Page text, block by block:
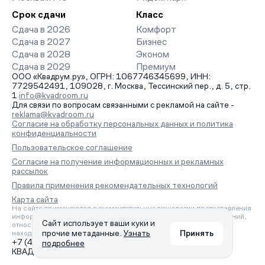
Срок сдачи
Сдача в 2026
Сдача в 2027
Сдача в 2028
Сдача в 2029
Класс
Комфорт
Бизнес
Эконом
Премиум
ООО «Квадрум.ру», ОГРН: 1067746345699, ИНН:
7729542491, 109028, г. Москва, Тессинский пер., д. 5, стр.
1 info@kvadroom.ru
Для связи по вопросам связанными с рекламой на сайте -
reklama@kvadroom.ru
Согласие на обработку персональных данных и политика
конфиденциальности
Пользовательское соглашение
Согласие на получение информационных и рекламных
рассылок
Правила применения рекомендательных технологий
Карта сайта
На сайте применяются рекомендательные технологии предоставления
информации на основе сбора, систематизации и анализа сведений,
относящихся к предпочтениям пользователей сети «Интернет»,
находящихся на территории Российской Федерации.
+7 (495) 157-88-80
КВАДРУМ © 2006 – 2026. Все права защищены.
Сайт использует ваши куки и
прочие метаданные. Узнать
подробнее
Принять